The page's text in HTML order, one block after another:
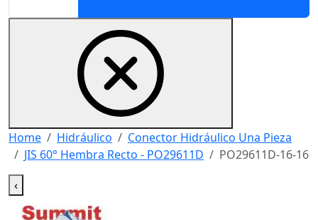
Home Hidráulico
Conector Hidráulico Una Pieza
JIS 60° Hembra Recto - PO29611D
PO29611D-16-16
‹